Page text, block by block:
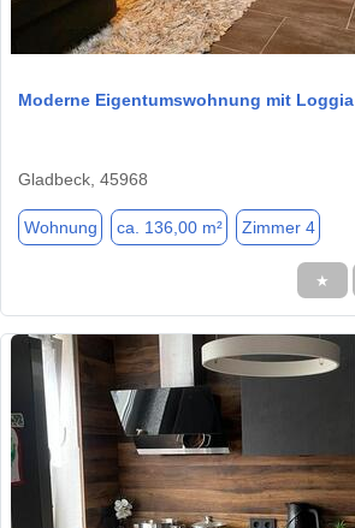
Moderne Eigentumswohnung mit Loggia
Gladbeck, 45968
Wohnung ca. 136,00 m² Zimmer 4
★